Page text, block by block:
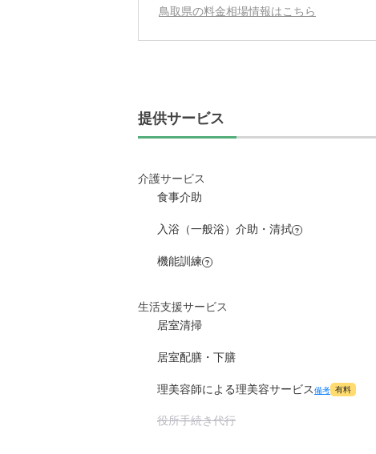
鳥取県の料金相場情報はこちら
提供サービス
介護サービス
食事介助
入浴（一般浴）介助・清拭 ?
機能訓練 ?
生活支援サービス
居室清掃
居室配膳・下膳
理美容師による理美容サービス備考 有料
役所手続き代行